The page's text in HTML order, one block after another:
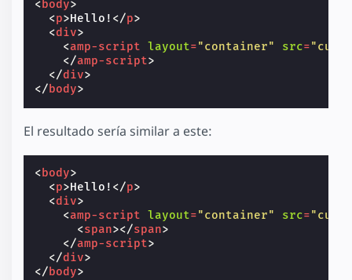
<body>
<p>Hello! </p>
<div>
<amp-script layout="container" src=
</amp-script>
</div>
</body>
El resultado sería similar a este:
<body>
<p>Hello! </p>
<div>
<amp-script layout="container" src=
<span></span>
</amp-script>
</div>
</body>